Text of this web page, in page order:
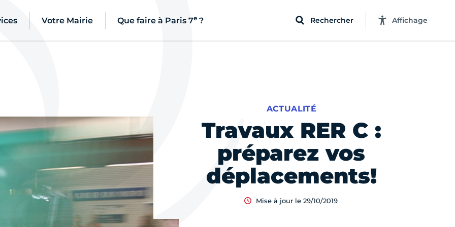
Votre Mairie Que faire à Paris 7e ? Rechercher Affichage
Travaux RER C :
préparez vos
déplacements!
ACTUALITÉ
Mise à jour le 29/10/2019